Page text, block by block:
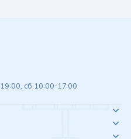
сб 10:00-17:00